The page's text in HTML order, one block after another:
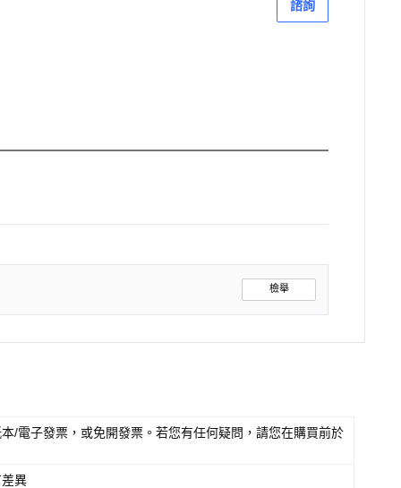
諮詢
檢舉
/電子發票，或免開發票。若您有任何疑問，請您在購買前於
異